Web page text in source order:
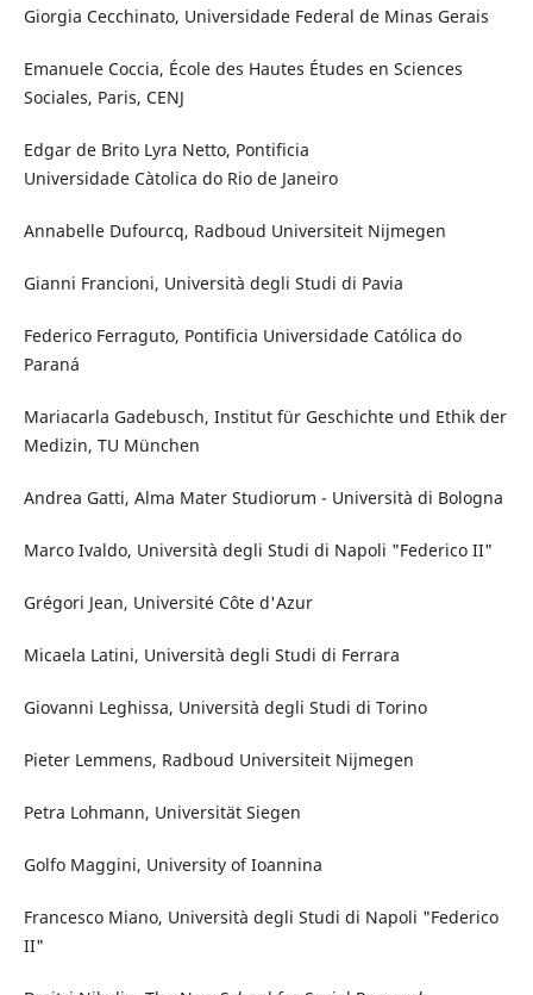
Giorgia Cecchinato, Universidade Federal de Minas Gerais
Emanuele Coccia, École des Hautes Études en Sciences
Sociales, Paris, CENJ
Edgar de Brito Lyra Netto, Pontificia
Universidade Càtolica do Rio de Janeiro
Annabelle Dufourcq, Radboud Universiteit Nijmegen
Gianni Francioni, Università degli Studi di Pavia
Federico Ferraguto, Pontificia Universidade Católica do
Paraná
Mariacarla Gadebusch, Institut für Geschichte und Ethik der
Medizin, TU München
Andrea Gatti, Alma Mater Studiorum - Università di Bologna
Marco Ivaldo, Università degli Studi di Napoli "Federico II"
Grégori Jean, Université Côte d'Azur
Micaela Latini, Università degli Studi di Ferrara
Giovanni Leghissa, Università degli Studi di Torino
Pieter Lemmens, Radboud Universiteit Nijmegen
Petra Lohmann, Universität Siegen
Golfo Maggini, University of Ioannina
Francesco Miano, Università degli Studi di Napoli "Federico
II"